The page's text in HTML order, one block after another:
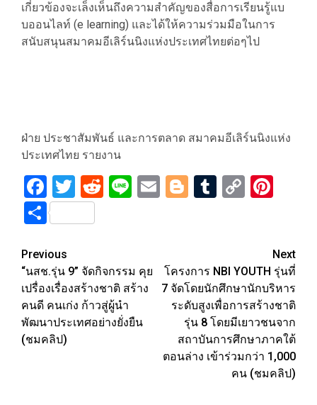
เกี่ยวข้องจะเล็งเห็นถึงความสำคัญของสื่อการเรียนรู้แบ
บออนไลท์ (e learning) และได้ให้ความร่วมมือในการ
สนับสนุนสมาคมอีเลิร์นนิงแห่งประเทศไทยต่อๆไป
ฝ่าย ประชาสัมพันธ์ และการตลาด สมาคมอีเลิร์นนิงแห่ง
ประเทศไทย รายงาน
Facebook
Twitter
Reddit
LineEmailBlogger
Tumblr
Copy
Share
Post
navigation
Previous
“นสช.รุ่น 9” จัดกิจกรรม คุย
เปรื่องเรื่องสร้างชาติ สร้าง
คนดี คนเก่ง ก้าวสู่ผู้นำ
พัฒนาประเทศอย่างยั่งยืน
(ชมคลิป)
Next
โครงการ NBI YOUTH รุ่นที่
7 จัดโดยนักศึกษานักบริหาร
ระดับสูงเพื่อการสร้างชาติ
รุ่น 8 โดยมีเยาวชนจาก
สถาบันการศึกษาภาคใต้
ตอนล่าง เข้าร่วมกว่า 1,000
คน (ชมคลิป)